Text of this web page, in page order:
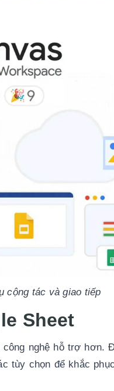
cộng tác và giao tiếp
Sheet
nghệ hỗ trợ hơn.
tùy chọn để khắc